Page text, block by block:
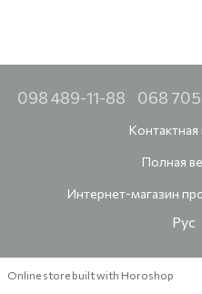
098 489-11-88 068
Полная
Интернет-магазин
Рус
Online store built with Horoshop